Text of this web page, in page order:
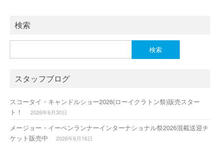
検索
索:
スタッフブログ
スコータイ・キャンドルショー2026(ローイクラトン祭)販売スター
ト！
2026年6月30日
メージョー・イーペンランナーインターナショナル祭2026混載送迎チ
ケット販売中
2026年6月16日